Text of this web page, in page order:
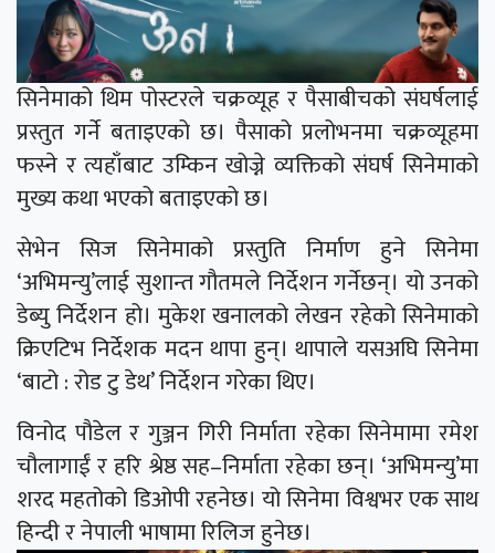
सिनेमाको थिम पोस्टरले चक्रव्यूह र पैसाबीचको संघर्षलाई
प्रस्तुत गर्ने बताइएको छ। पैसाको प्रलोभनमा चक्रव्यूहमा
फस्ने र त्यहाँबाट उम्किन खोज्ने व्यक्तिको संघर्ष सिनेमाको
मुख्य कथा भएको बताइएको छ।
सेभेन सिज सिनेमाको प्रस्तुति निर्माण हुने सिनेमा
‘अभिमन्यु’लाई सुशान्त गौतमले निर्देशन गर्नेछन्। यो उनको
डेब्यु निर्देशन हो। मुकेश खनालको लेखन रहेको सिनेमाको
क्रिएटिभ निर्देशक मदन थापा हुन्। थापाले यसअघि सिनेमा
‘बाटो : रोड टु डेथ’ निर्देशन गरेका थिए।
विनोद पौडेल र गुञ्जन गिरी निर्माता रहेका सिनेमामा रमेश
चौलागाईं र हरि श्रेष्ठ सह–निर्माता रहेका छन्। ‘अभिमन्यु’मा
शरद महतोको डिओपी रहनेछ। यो सिनेमा विश्वभर एक साथ
हिन्दी र नेपाली भाषामा रिलिज हुनेछ।